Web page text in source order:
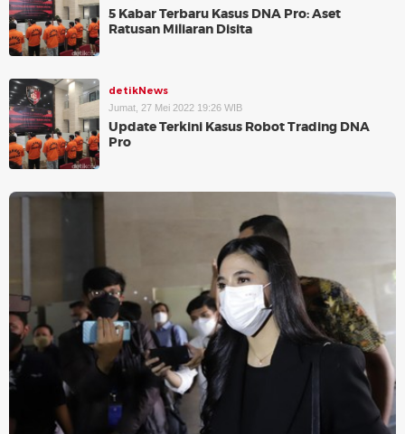
5 Kabar Terbaru Kasus DNA Pro: Aset
Ratusan Miliaran Disita
detikNews
Jumat, 27 Mei 2022 19:26 WIB
Update Terkini Kasus Robot Trading DNA
Pro